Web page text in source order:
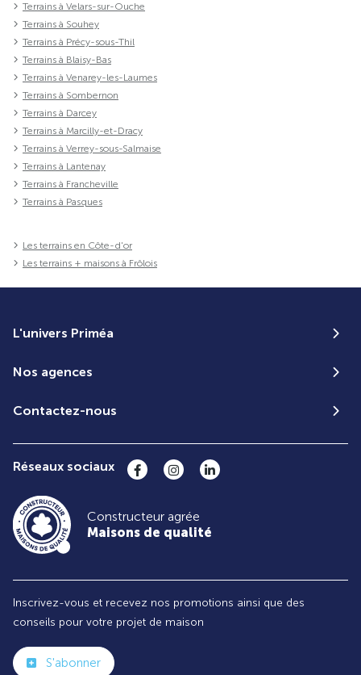
Terrains à Velars-sur-Ouche
Terrains à Souhey
Terrains à Précy-sous-Thil
Terrains à Blaisy-Bas
Terrains à Venarey-les-Laumes
Terrains à Sombernon
Terrains à Darcey
Terrains à Marcilly-et-Dracy
Terrains à Verrey-sous-Salmaise
Terrains à Lantenay
Terrains à Francheville
Terrains à Pasques
Les terrains en Côte-d'or
Les terrains + maisons à Frôlois
L'univers Priméa
Nos agences
Contactez-nous
Réseaux sociaux
Constructeur agrée
Maisons de qualité
Inscrivez-vous et recevez nos promotions ainsi que des
conseils pour votre projet de maison
S'abonner